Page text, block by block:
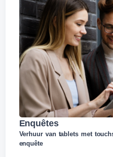
Enquêtes
Verhuur van tablets met
enquête